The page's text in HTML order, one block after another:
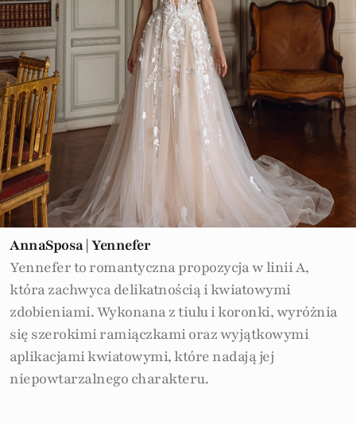
AnnaSposa | Yennefer
Yennefer to romantyczna propozycja w linii A,
która zachwyca delikatnością i kwiatowymi
zdobieniami. Wykonana z tiulu i koronki, wyróżnia
się szerokimi ramiączkami oraz wyjątkowymi
aplikacjami kwiatowymi, które nadają jej
niepowtarzalnego charakteru.